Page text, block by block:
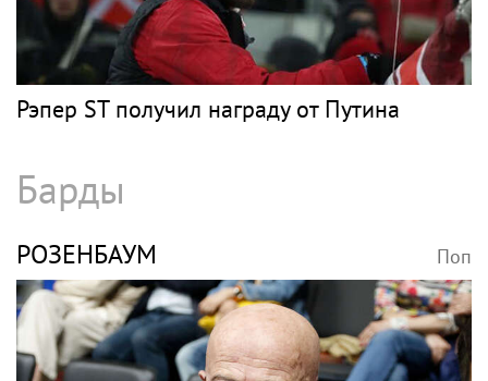
Рэпер ST получил награду от Путина
Барды
РОЗЕНБАУМ Поп